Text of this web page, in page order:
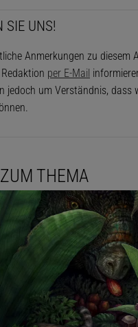
SIE UNS!
Anmerkungen zu diesem
per E-Mail
jedoch um Verständnis, dass
THEMA